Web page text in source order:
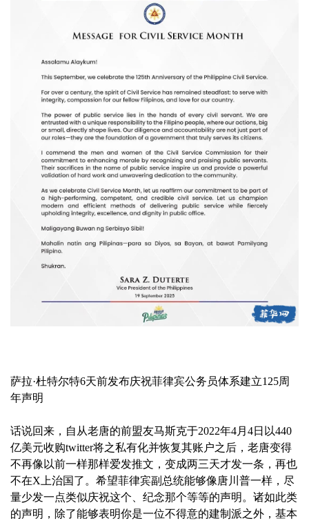
萨拉·杜特尔特6天前发布庆祝菲律宾公务员体系建立125周
年声明
话说回来，自从老唐的前盟友马斯克于2022年4月4日以440
亿美元收购twitter将之私有化并恢复其账户之后，老唐变得
不再像以前一样那样爱发推文，变成两三天才发一条，再也
不在X上治国了。希望菲律宾副总统能够像唐川普一样，尽
量少发一点类似庆祝这个、纪念那个等等的声明。诸如此类
的声明，除了能够表明你是一位不得意的建制派之外，基本